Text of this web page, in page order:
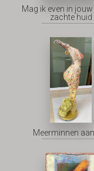
Mag ik even in
zachte huid
Meerminnen